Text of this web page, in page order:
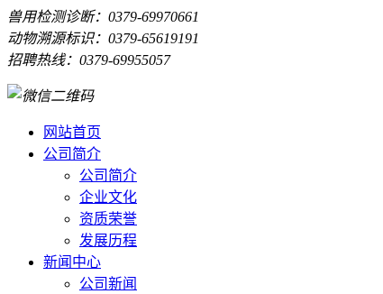
兽用检测诊断：0379-69970661
动物溯源标识：0379-65619191
招聘热线：0379-69955057
网站首页
公司简介
公司简介
企业文化
资质荣誉
发展历程
新闻中心
公司新闻